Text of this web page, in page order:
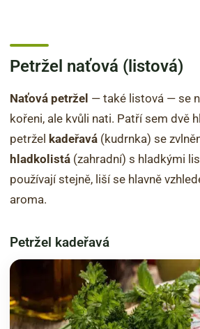
Petržel naťová (listová)
Naťová petržel — také listová — se
kořeni, ale kvůli nati. Patří sem dvě
petržel kadeřavá (kudrnka) se
hladkolistá (zahradní) s hladkými
používají stejně, liší se hlavně
aroma.
Petržel kadeřavá